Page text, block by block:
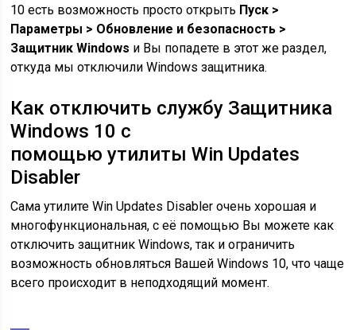
10 есть возможность просто открыть Пуск >
Параметры > Обновление и безопасность >
Защитник Windows и Вы попадете в этот же раздел,
откуда мы отключили Windows защитника.
Как отключить службу Защитника
Windows 10 с
помощьюутилиты Win Updates
Disabler
Сама утилите Win Updates Disabler очень хорошая и
многофункциональная, с её помощью Вы можете как
отключить защитник Windows, так и ограничить
возможность обновляться Вашей Windows 10, что чаще
всего происходит в неподходящий момент.